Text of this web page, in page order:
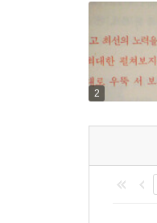
졸리고 나
- 얼이
노력, 그것
- 베비쥬
2